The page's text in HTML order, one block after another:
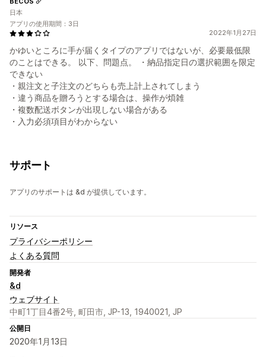
2022年1月27日
かゆいところに手が届くタイプのアプリではないが、必要最低限
のことはできる。 以下、問題点。 ・納品指定日の選択範囲を限定
できない
・親注文と子注文のどちらも売上計上されてしまう
・違う商品を贈ろうとする場合は、操作が煩雑
・複数配送ボタンが出現しない場合がある
・入力必須項目がわからない
日本
アプリの使用期間：3日
サポート
アプリのサポートは &d が提供しています。
リソース
プライバシーポリシー
よくある質問
開発者
&d
ウェブサイト
中町1丁目4番2号, 町田市, JP-13, 1940021, JP
公開日
2020年1月13日